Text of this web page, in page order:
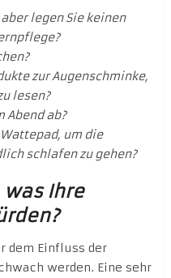
legen Sie keinen
zur Augenschminke,
lesen?
Abend ab?
um die
schlafen zu gehen?
was Ihre
dem Einfluss der
werden. Eine sehr